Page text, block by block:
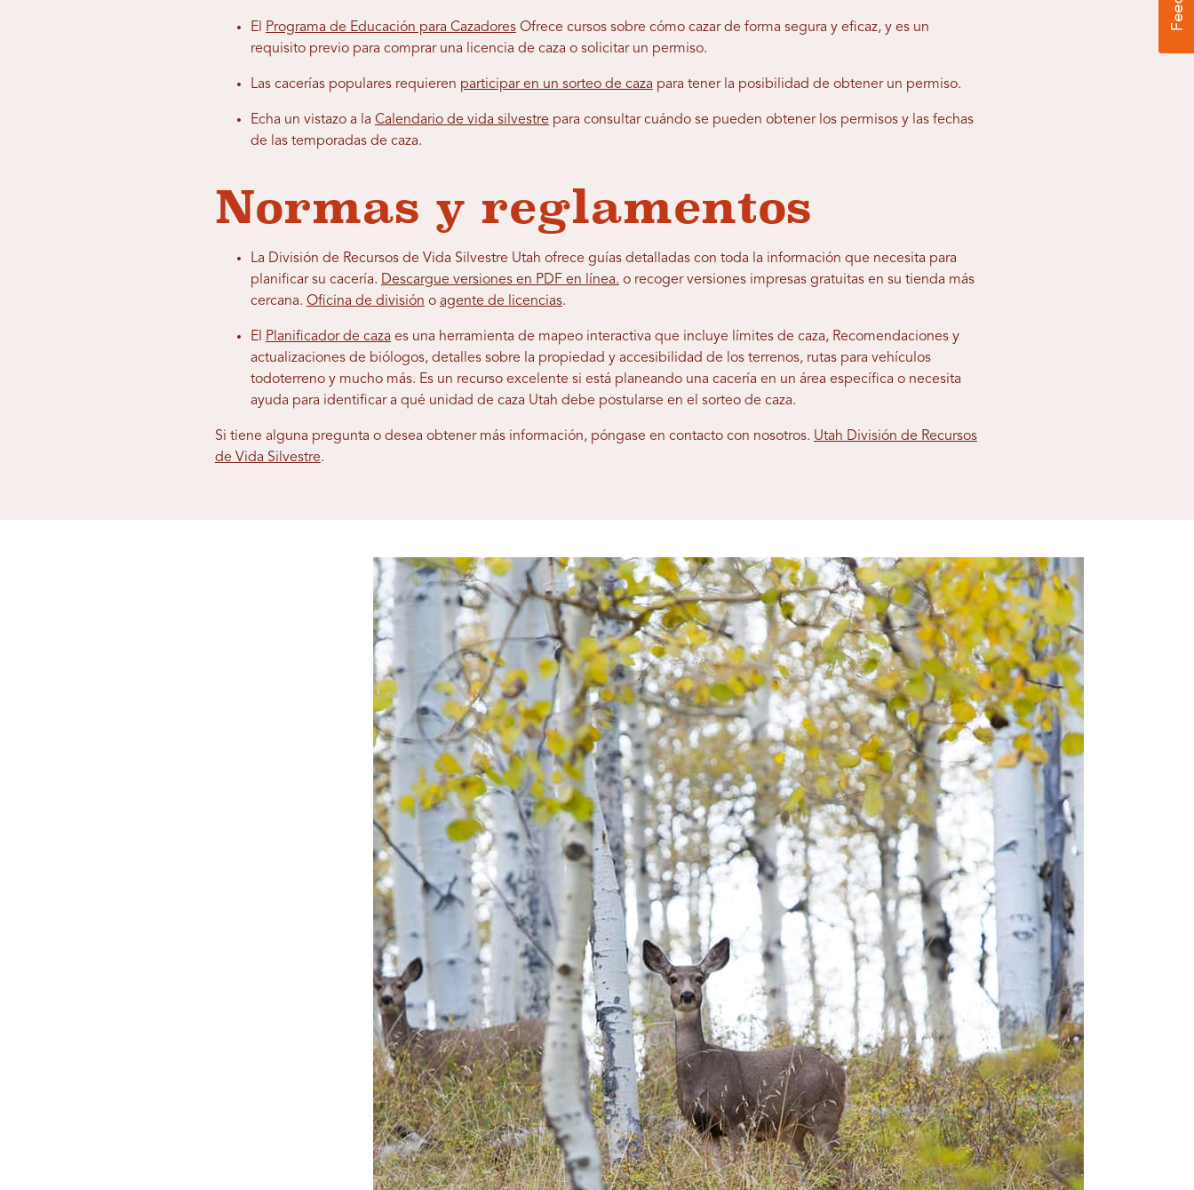
El Programa de Educación para CazadoresOfrece cursos sobre cómo cazar de forma segura y eficaz, y es un
requisito previo para comprar una licencia de caza o solicitar un permiso.
Las cacerías populares requieren participar en un sorteo de caza para tener la posibilidad de obtener un permiso.
Echa un vistazo a la Calendario de vida silvestre para consultar cuándo se pueden obtener los permisos y las fechas
de las temporadas de caza.
Normas y reglamentos
La División de Recursos de Vida Silvestre Utah ofrece guías detalladas con toda la información que necesita para
planificar su cacería. Descargue versiones en PDF en línea. o recoger versiones impresas gratuitas en su tienda más
cercana. Oficina de división o agente de licencias.
El Planificador de caza es una herramienta de mapeo interactiva que incluye límites de caza, Recomendaciones y
actualizaciones de biólogos, detalles sobre la propiedad y accesibilidad de los terrenos, rutas para vehículos
todoterreno y mucho más. Es un recurso excelente si está planeando una cacería en un área específica o necesita
ayuda para identificar a qué unidad de caza Utah debe postularse en el sorteo de caza.
Si tiene alguna pregunta o desea obtener más información, póngase en contacto con nosotros. Utah División de Recursos
de Vida Silvestre.